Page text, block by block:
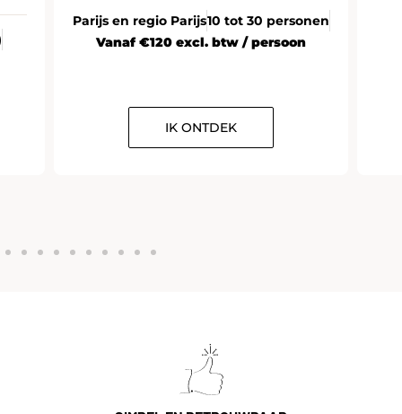
Parijs en regio Parijs10 tot 30 personen
Vanaf €120 excl. btw / persoon
IK ONTDEK